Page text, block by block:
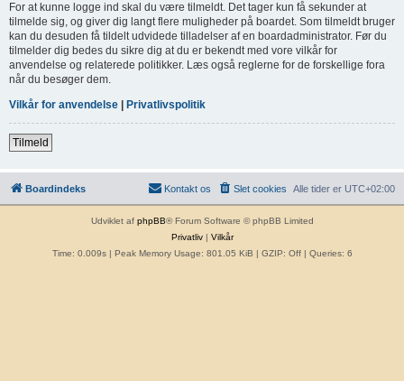
For at kunne logge ind skal du være tilmeldt. Det tager kun få sekunder at
tilmelde sig, og giver dig langt flere muligheder på boardet. Som tilmeldt bruger
kan du desuden få tildelt udvidede tilladelser af en boardadministrator. Før du
tilmelder dig bedes du sikre dig at du er bekendt med vore vilkår for
anvendelse og relaterede politikker. Læs også reglerne for de forskellige fora
når du besøger dem.
Vilkår for anvendelse
Privatlivspolitik
Tilmeld
Boardindeks Alle tider er UTC+02:00
Slet cookies
Kontakt os
Udviklet af phpBB® Forum Software © phpBB Limited
Privatliv| Vilkår
Time: 0.009s| Peak Memory Usage: 801.05 KiB | GZIP: Off | Queries: 6